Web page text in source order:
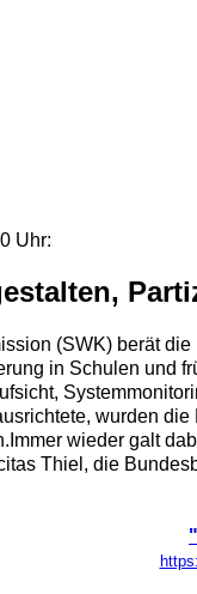
Uhr:
(SWK) berät
in Schulen und
wurden
wieder galt
Thiel, die